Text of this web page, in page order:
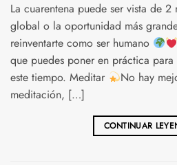
La cuarentena puede ser vista de
global o la oportunidad más
reinventarte como ser humano
que puedes poner en práctica
este tiempo. Meditar
No hay
meditación, […]
CONTINUAR